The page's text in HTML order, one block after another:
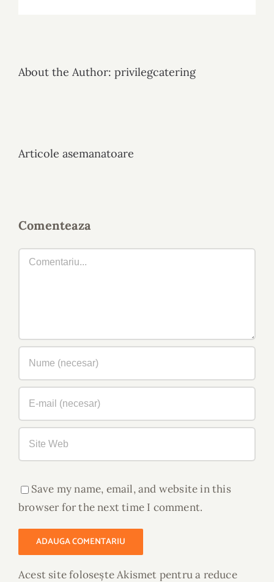
About the Author: privilegcatering
Articole asemanatoare
Comenteaza
Comment
Save my name, email, and website in this
browser for the next time I comment.
Acest site folosește Akismet pentru a reduce